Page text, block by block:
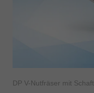
DP V-Nutfräser mit Schaft